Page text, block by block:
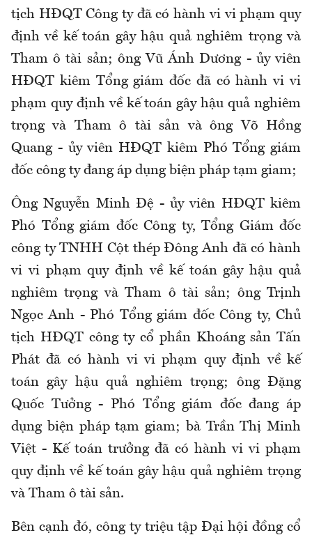
tịch HĐQT Công ty đã có hành vi vi phạm quy
định về kế toán gây hậu quả nghiêm trọng và
Tham ô tài sản; ông Vũ Ánh Dương - ủy viên
HĐQT kiêm Tổng giám đốc đã có hành vi vi
phạm quy định về kế toán gây hậu quả nghiêm
trọng và Tham ô tài sản và ông Võ Hồng
Quang - ủy viên HĐQT kiêm Phó Tổng giám
đốc công ty đang áp dụng biện pháp tạm giam;
Ông Nguyễn Minh Đệ - ủy viên HĐQT kiêm
Phó Tổng giám đốc Công ty, Tổng Giám đốc
công ty TNHH Cột thép Đông Anh đã có hành
vi vi phạm quy định về kế toán gây hậu quả
nghiêm trọng và Tham ô tài sản; ông Trịnh
Ngọc Anh - Phó Tổng giám đốc Công ty, Chủ
tịch HĐQT công ty cổ phần Khoáng sản Tấn
Phát đã có hành vi vi phạm quy định về kế
toán gây hậu quả nghiêm trọng; ông Đặng
Quốc Tưởng - Phó Tổng giám đốc đang áp
dụng biện pháp tạm giam; bà Trần Thị Minh
Việt - Kế toán trưởng đã có hành vi vi phạm
quy định về kế toán gây hậu quả nghiêm trọng
và Tham ô tài sản.
Bên cạnh đó, công ty triệu tập Đại hội đồng cổ